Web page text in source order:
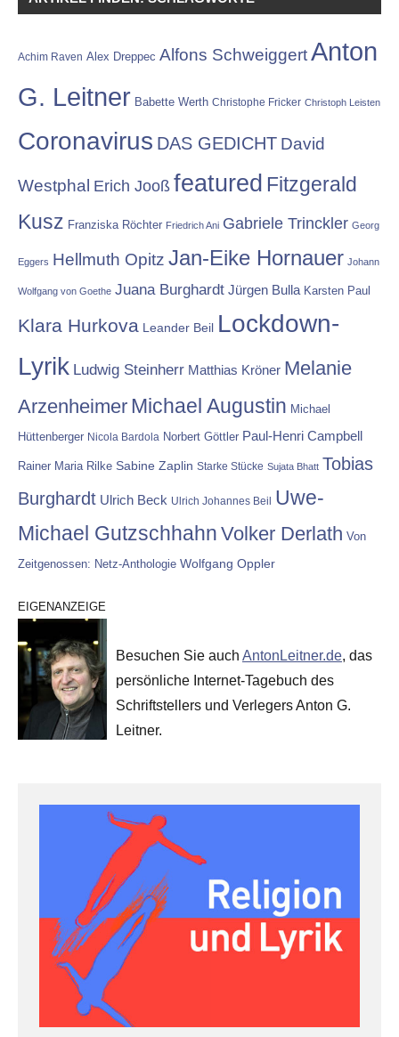
Achim Raven Alex Dreppec Alfons SchweiggertAnton
G. Leitner Babette Werth Christophe Fricker Christoph Leisten
Coronavirus DAS GEDICHT David
Westphal Erich Jooß featured Fitzgerald
Kusz Franziska Röchter Friedrich Ani Gabriele Trinckler Georg
Eggers Hellmuth Opitz Jan-Eike Hornauer Johann
Wolfgang von Goethe Juana Burghardt Jürgen Bulla Karsten Paul
Klara Hurkova Leander Beil Lockdown-
Lyrik Ludwig Steinherr Matthias Kröner Melanie
Arzenheimer Michael Augustin Michael
Hüttenberger Nicola Bardola Norbert Göttler Paul-Henri Campbell
Rainer Maria Rilke Sabine Zaplin Starke Stücke Sujata Bhatt Tobias
Burghardt Ulrich Beck Ulrich Johannes Beil Uwe-
Michael Gutzschhahn Volker Derlath Von
Zeitgenossen: Netz-Anthologie Wolfgang Oppler
EIGENANZEIGE
Besuchen Sie auch AntonLeitner.de, das
persönliche Internet-Tagebuch des
Schriftstellers und Verlegers Anton G.
Leitner.